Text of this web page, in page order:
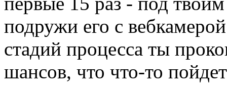
подружи его с
стадий процесса ты
шансов, что что-то